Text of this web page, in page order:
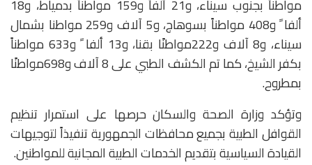
مواطناً بجنوب سيناء، و21 ألفاً و159 مواطناً بدمياط، و18
ألفا ً و408 مواطناً بسوهاج، و5 آلاف و259 مواطنا بشمال
سيناء، و8 آلاف و222مواطنًا بقنا، و13 ألفا ً و633 مواطناً
بكفر الشيخ، كما تم الكشف الطبي على 8 آلاف و698مواطنًا
بمطروح.
وتؤكد وزارة الصحة والسكان حرصها على استمرار تنظيم
القوافل الطبية بجميع محافظات الجمهورية تنفيذاً لتوجيهات
القيادة السياسية بتقديم الخدمات الطبية المجانية للمواطنين.